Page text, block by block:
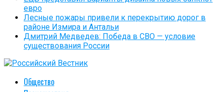
евро
Лесные пожары привели к перекрытию дорог в
районе Измира и Антальи
Дмитрий Медведев: Победа в СВО — условие
существования России
Общество